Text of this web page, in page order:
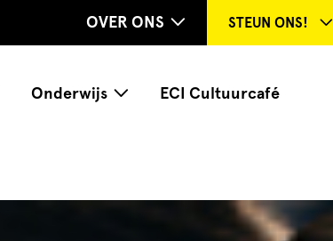
OVER ONS STEUN ONS!
Onderwijs ECI Cultuurcafé